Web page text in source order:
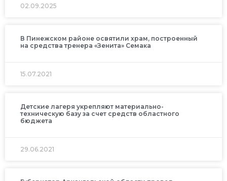
02.09.2025
В Пинежском районе освятили храм, построенный
на средства тренера «Зенита» Семака
15.07.2021
Детские лагеря укрепляют материально-
техническую базу за счет средств областного
бюджета
29.06.2021